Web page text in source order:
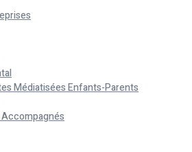
Médiatisées Enfants-Parents